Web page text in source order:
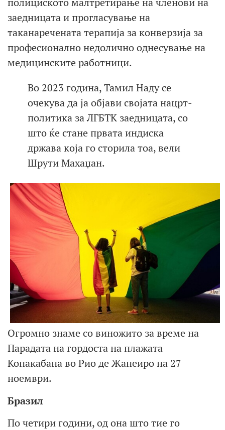
заедницата и прогласување на
таканаречената терапија за конверзија за
професионално недолично однесување на
медицинските работници.
Во 2023 година, Тамил Наду се
очекува да ја објави својата нацрт-
политика за ЛГБТК заедницата, со
што ќе стане првата индиска
држава која го сторила тоа, вели
Шрути Махаџан.
Огромно знаме со виножито за време на
Парадата на гордоста на плажата
Копакабана во Рио де Жанеиро на 27
ноември.
Бразил
По четири години, од она што тие го